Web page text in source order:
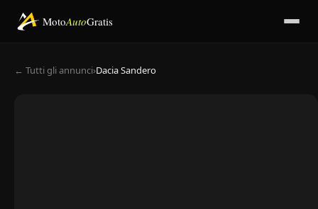
MotoAutoGratis
← Tutti gli annunci›Dacia Sandero